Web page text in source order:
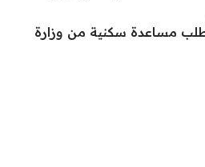
مساعدة سكنية من وزارة